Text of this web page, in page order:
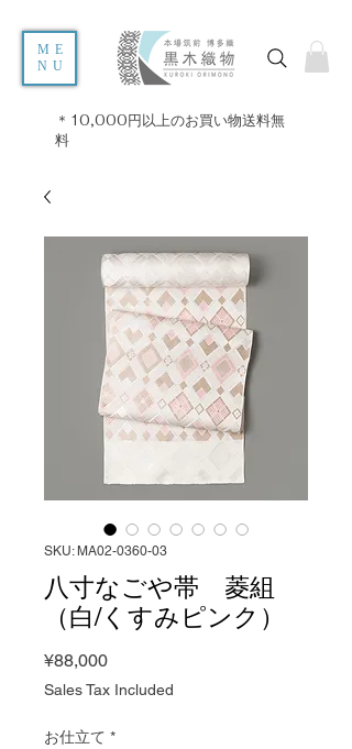
ME
NU
＊10,000円以上のお買い物送料無
料
SKU: MA02-0360-03
八寸なごや帯 菱組
（白/くすみピンク）
¥88,000Price
Sales Tax Included
お仕立て *